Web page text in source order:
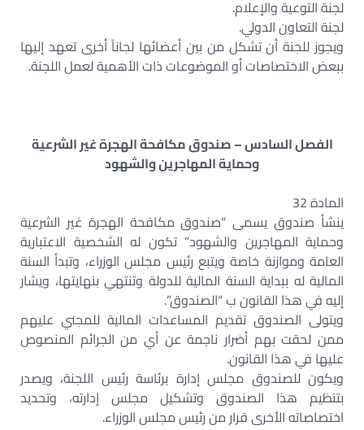
لجنة التوعية والإعلام.
لجنة التعاون الدولي.
ويجوز للجنة أن تشكل من بين أعضائها لجاناً أخرى تعهد إليها
ببعض الاختصاصات أو الموضوعات ذات الأهمية لعمل اللجنة.
الفصل السادس – صندوق مكافحة الهجرة غير الشرعية
وحماية المهاجرين والشهود
المادة 32
ينشأ صندوق يسمى “صندوق مكافحة الهجرة غير الشرعية
وحماية المهاجرين والشهود” تكون له الشخصية الاعتبارية
العامة وموازنة خاصة ويتبع رئيس مجلس الوزراء، وتبدأ السنة
المالية له ببداية السنة المالية للدولة وتنتهي بنهايتها، ويشار
إليه في هذا القانون ب “الصندوق”.
ويتولى الصندوق تقديم المساعدات المالية للمجني عليهم
ممن لحقت بهم أضرار ناجمة عن أي من الجرائم المنصوص
عليها في هذا القانون.
ويكون للصندوق مجلس إدارة برئاسة رئيس اللجنة، ويصدر
بتنظيم هذا الصندوق وتشكيل مجلس إدارته، وتحديد
اختصاصاته الأخرى قرار من رئيس مجلس الوزراء.